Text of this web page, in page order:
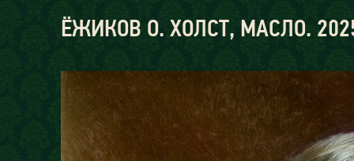
ЁЖИКОВ О. ХОЛСТ, МАСЛО.